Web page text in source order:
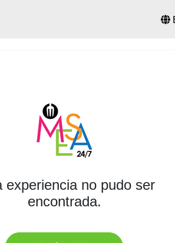
experiencia no pudo ser
encontrada.